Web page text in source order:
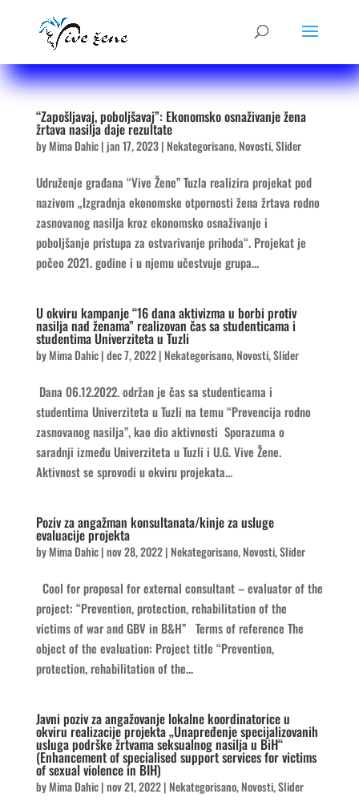
“Zapošljavaj, poboljšavaj”: Ekonomsko osnaživanje žena
žrtava nasilja daje rezultate
byMima Dahic| jan 17, 2023| Nekategorisano,Novosti,Slider
Udruženje građana “Vive Žene” Tuzla realizira projekat pod
nazivom „Izgradnja ekonomske otpornosti žena žrtava rodno
zasnovanog nasilja kroz ekonomsko osnaživanje i
poboljšanje pristupa za ostvarivanje prihoda“. Projekat je
počeo 2021. godine i u njemu učestvuje grupa...
U okviru kampanje “16 dana aktivizma u borbi protiv
nasilja nad ženama” realizovan čas sa studenticama i
studentima Univerziteta u Tuzli
byMima Dahic|dec 7, 2022| Nekategorisano,Novosti,Slider
Dana 06.12.2022. održan je čas sa studenticama i
studentima Univerziteta u Tuzli na temu “Prevencija rodno
zasnovanog nasilja”, kao dio aktivnosti Sporazuma o
saradnji između Univerziteta u Tuzli i U.G. Vive Žene.
Aktivnost se sprovodi u okviru projekata...
Poziv za angažman konsultanata/kinje za usluge
evaluacije projekta
byMima Dahic|nov 28, 2022| Nekategorisano,Novosti,Slider
Cool for proposal for external consultant – evaluator of the
project: “Prevention, protection, rehabilitation of the
victims of war and GBV in B&H” Terms of reference The
object of the evaluation: Project title “Prevention,
protection, rehabilitation of the...
Javni poziv za angažovanje lokalne koordinatorice u
okviru realizacije projekta „Unapređenje specijalizovanih
usluga podrške žrtvama seksualnog nasilja u BiH“
(Enhancement of specialised support services for victims
of sexual violence in BIH)
byMima Dahic|nov 21, 2022| Nekategorisano,Novosti,Slider